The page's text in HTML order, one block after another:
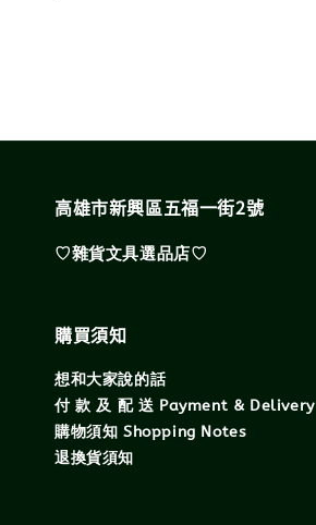
高雄市新興區五福一街2號
♡雜貨文具選品店♡
購買須知
想和大家說的話
付 款 及 配 送 Payment & Delivery
購物須知 Shopping Notes
退換貨須知